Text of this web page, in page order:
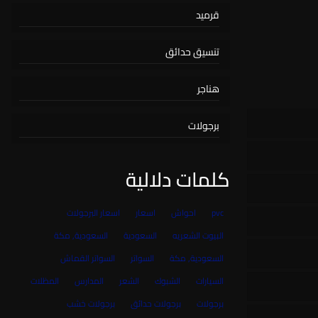
قرميد
تنسيق حدائق
هناجر
برجولات
كلمات دلالية
pvc احواش اسعار
اسعار البرجولات
البيوت الشعريه
السعودية
السعودية, مكة
السعودية, مكة
السواتر
السواتر القماش
السيارات
الشبوك الشعر المدارس
المظلات
برجولات
برجولات حدائق برجولات خشب